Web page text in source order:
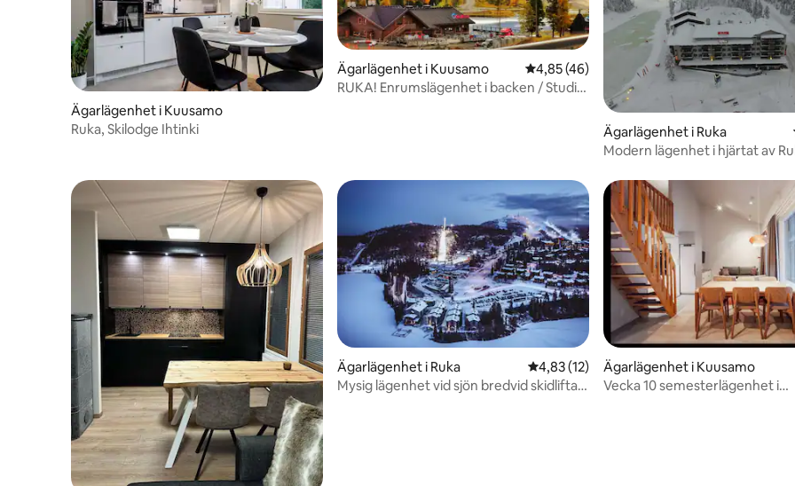
Ägarlägenhet i Kuusamo
Ruka, Skilodge Ihtinki
Ägarlägenhet i Kuusamo 4,85 av 5 i genomsnittligt betyg, 46
4,85 (46)
RUKA! Enrumslägenhet i backen / Studio
Ägarlägenhet i Ruka
Modern lägenhet i hjärtat av
Ägarlägenhet i Ruka 4,83 av 5 i genomsnittligt betyg, 12
4,83 (12)
Mysig lägenhet vid sjön bredvid skidliftar i
Ägarlägenhet i Kuusamo
Vecka 10 semesterlägenhet i